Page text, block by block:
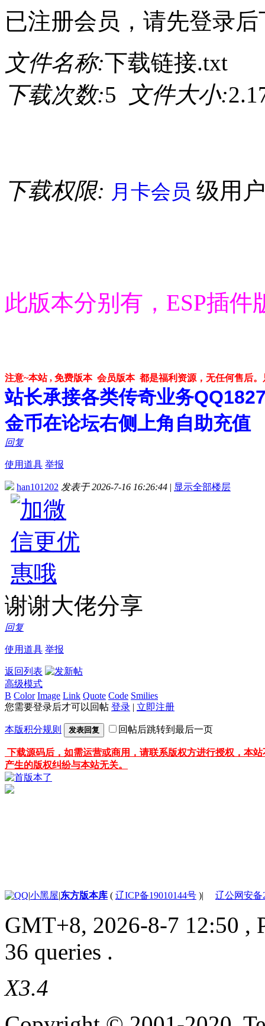
已注册会员，请先登录后
文件名称:下载链接.txt
下载次数:5 文件大小:
下载权限: 月卡会员 级用
此版本分别有，ESP插
注意~本站 , 免费版本 会员版本 都是福利资源，无任何售后
站长承接各类传奇业务
金币在论坛右侧上角自助充值
回复
使用道具 举报
han101202 发表于 2026-7-16 16:26:44 | 显示全部楼层
谢谢大佬分享
回复
使用道具 举报
返回列表
高级模式
B Color Image Link Quote Code Smilies
您需要登录后才可以回帖 登录 | 立即注册
本版积分规则 发表回复 回帖后跳转到最后一页
下载源码后，如需运营或商用，请联系版权方进行授权，本
产生的版权纠纷与本站无关。
|小黑屋|东方版本库 ( 辽ICP备19010144号 )| 辽公网安备
GMT+8, 2026-8-7 12:50 ,
36 queries .
X3.4